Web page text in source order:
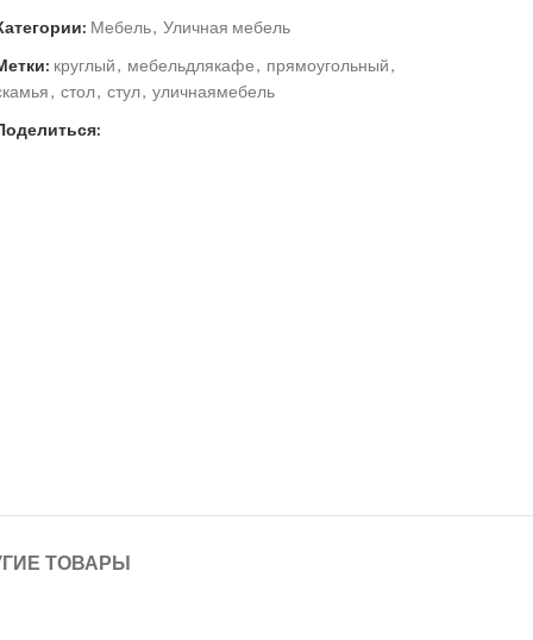
Мебель, Уличная мебель
круглый, мебельдлякафе, прямоугольный,
, стол, стул, уличнаямебель
ТОВАРЫ